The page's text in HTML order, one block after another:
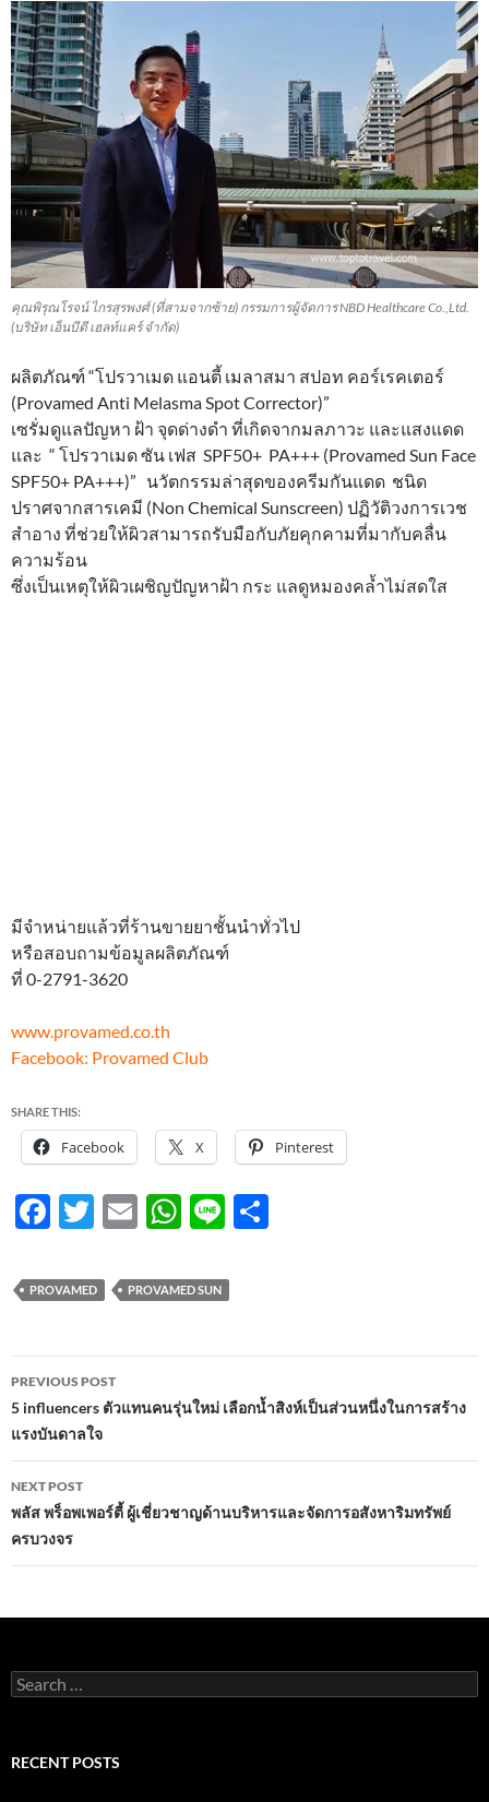
คุณพิรุณโรจน์ ไกรสุรพงศ์ (ที่สามจากซ้าย) กรรมการผู้จัดการ NBD Healthcare Co.,Ltd.
(บริษัท เอ็นบีดี เฮลท์แคร์ จำกัด)
ผลิตภัณฑ์ “โปรวาเมด แอนตี้ เมลาสมา สปอท คอร์เรคเตอร์
(Provamed Anti Melasma Spot Corrector)”
เซรั่มดูแลปัญหา ฝ้า จุดด่างดำ ที่เกิดจากมลภาวะ และแสงแดด
และ “ โปรวาเมด ซัน เฟส SPF50+ PA+++ (Provamed Sun Face
SPF50+ PA+++)” นวัตกรรมล่าสุดของครีมกันแดด ชนิด
ปราศจากสารเคมี (Non Chemical Sunscreen) ปฏิวัติวงการเวช
สำอาง ที่ช่วยให้ผิวสามารถรับมือกับภัยคุกคามที่มากับคลื่น
ความร้อน
ซึ่งเป็นเหตุให้ผิวเผชิญปัญหาฝ้า กระ แลดูหมองคล้ำไม่สดใส
มีจำหน่ายแล้วที่ร้านขายยาชั้นนำทั่วไป
หรือสอบถามข้อมูลผลิตภัณฑ์
ที่ 0-2791-3620
www.provamed.co.th
Facebook: Provamed Club
SHARE THIS:
Facebook X Pinterest
F
e
b
o
o
k
T
itt
er
E
ail
W
at
s
A
p
Li
e
PROVAMED PROVAMED SUN
Post
navigation
PREVIOUS POST
5 influencers ตัวแทนคนรุ่นใหม่ เลือกน้ำสิงห์เป็นส่วนหนึ่งในการสร้าง
แรงบันดาลใจ
NEXT POST
พลัส พร็อพเพอร์ตี้ ผู้เชี่ยวชาญด้านบริหารและจัดการอสังหาริมทรัพย์
ครบวงจร
Search
for:
RECENT POSTS